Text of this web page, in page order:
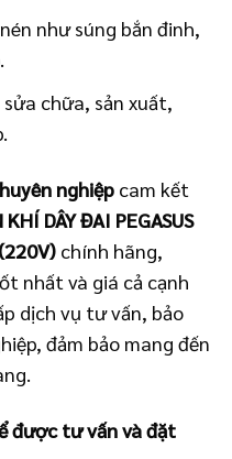
như súng bắn đinh,
chữa, sản xuất,
nghiệp cam kết
KHÍ DÂY ĐAI PEGASUS
chính hãng,
nhất và giá cả cạnh
dịch vụ tư vấn, bảo
đảm bảo mang đến
được tư vấn và đặt